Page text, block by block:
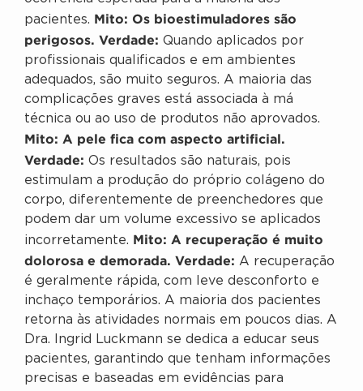
pacientes. Mito: Os bioestimuladores são
perigosos. Verdade: Quando aplicados por
profissionais qualificados e em ambientes
adequados, são muito seguros. A maioria das
complicações graves está associada à má
técnica ou ao uso de produtos não aprovados.
Mito: A pele fica com aspecto artificial.
Verdade: Os resultados são naturais, pois
estimulam a produção do próprio colágeno do
corpo, diferentemente de preenchedores que
podem dar um volume excessivo se aplicados
incorretamente. Mito: A recuperação é muito
dolorosa e demorada. Verdade: A recuperação
é geralmente rápida, com leve desconforto e
inchaço temporários. A maioria dos pacientes
retorna às atividades normais em poucos dias. A
Dra. Ingrid Luckmann se dedica a educar seus
pacientes, garantindo que tenham informações
precisas e baseadas em evidências para